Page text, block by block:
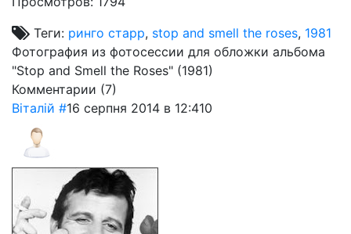
Теги: ринго старр, stop and smell the roses, 1981
Фотография из фотосессии для обложки альбома
"Stop and Smell the Roses" (1981)
Комментарии (7)
Віталій #16 серпня 2014 в 12:410